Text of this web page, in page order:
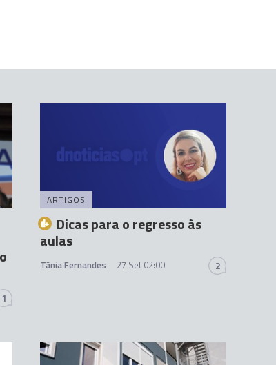
1
ARTIGOS
Dicas para o regresso às
aulas
Tânia Fernandes 27 Set 02:00 2